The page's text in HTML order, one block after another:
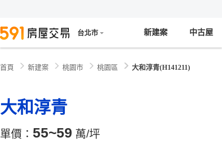
台北市 新建案 中古屋
首頁 新建案 桃園市 桃園區 大和淳青(H141211)
大和淳青
單價： 55~59 萬/坪